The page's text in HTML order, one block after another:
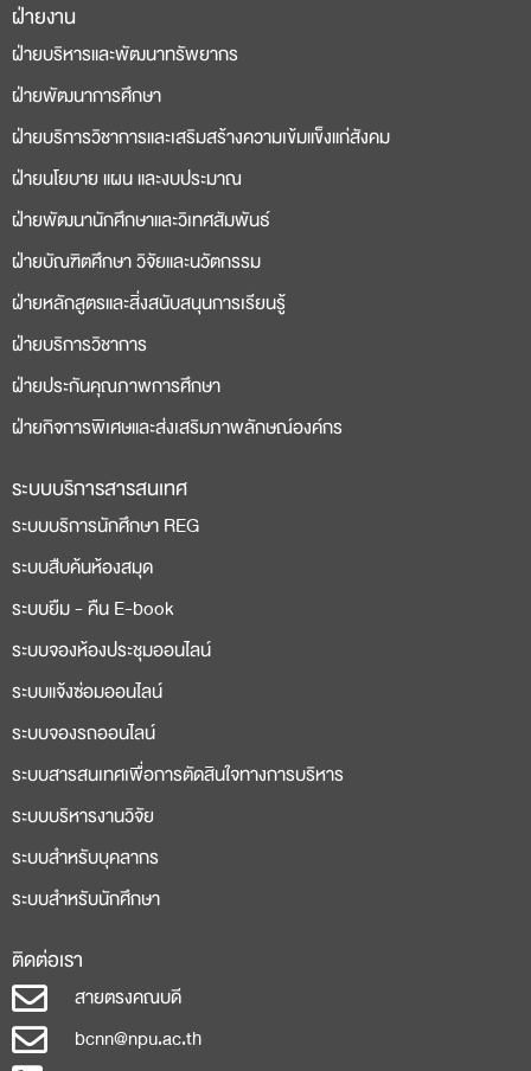
deneme
bonusu
casino
siteleri
ฝ่ายงาน
ฝ่ายบริหารและพัฒนาทรัพยากร
ฝ่ายพัฒนาการศึกษา
ฝ่ายบริการวิชาการและเสริมสร้างความเข้มแข็งแก่สังคม
ฝ่ายนโยบาย แผน และงบประมาณ
ฝ่ายพัฒนานักศึกษาและวิเทศสัมพันธ์
ฝ่ายบัณฑิตศึกษา วิจัยและนวัตกรรม
ฝ่ายหลักสูตรและสิ่งสนับสนุนการเรียนรู้
ฝ่ายบริการวิชาการ
ฝ่ายประกันคุณภาพการศึกษา
ฝ่ายกิจการพิเศษและส่งเสริมภาพลักษณ์องค์กร
ระบบบริการสารสนเทศ
ระบบบริการนักศึกษา REG
ระบบสืบค้นห้องสมุด
ระบบยืม - คืน E-book
ระบบจองห้องประชุมออนไลน์
ระบบแจ้งซ่อมออนไลน์
ระบบจองรถออนไลน์
ระบบสารสนเทศเพื่อการตัดสินใจทางการบริหาร
ระบบบริหารงานวิจัย
ระบบสำหรับบุคลากร
ระบบสำหรับนักศึกษา
ติดต่อเรา
สายตรงคณบดี
bcnn@npu.ac.th